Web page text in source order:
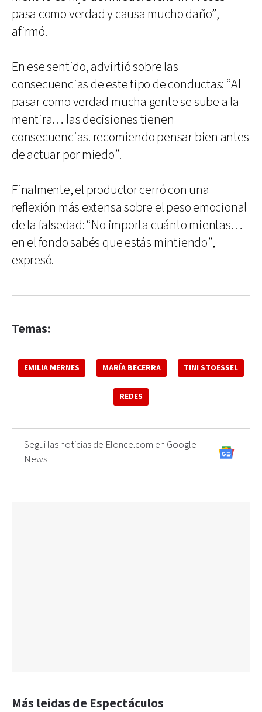
pasa como verdad y causa mucho daño”,
afirmó.
En ese sentido, advirtió sobre las
consecuencias de este tipo de conductas: “Al
pasar como verdad mucha gente se sube a la
mentira… las decisiones tienen
consecuencias. recomiendo pensar bien antes
de actuar por miedo”.
Finalmente, el productor cerró con una
reflexión más extensa sobre el peso emocional
de la falsedad: “No importa cuánto mientas…
en el fondo sabés que estás mintiendo”,
expresó.
Temas:
EMILIA MERNES MARÍA BECERRA TINI STOESSEL
REDES
Seguí las noticias de Elonce.com en Google
News
Más leidas de Espectáculos